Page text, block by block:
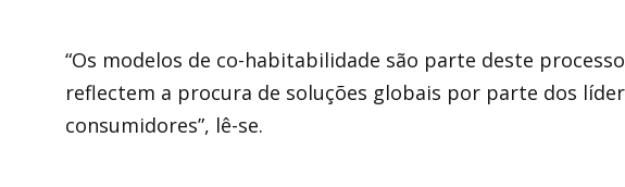
“Os modelos de co-habitabilidade são parte deste
reflectem a procura de soluções globais por parte dos
consumidores”, lê-se.